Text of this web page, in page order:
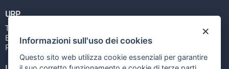
URP
Tel: 800713939
Email:quiregione@regione.puglia.it
Rubrica
×
Informazioni sull'uso dei cookies
Questo sito web utilizza cookie essenziali per garantire